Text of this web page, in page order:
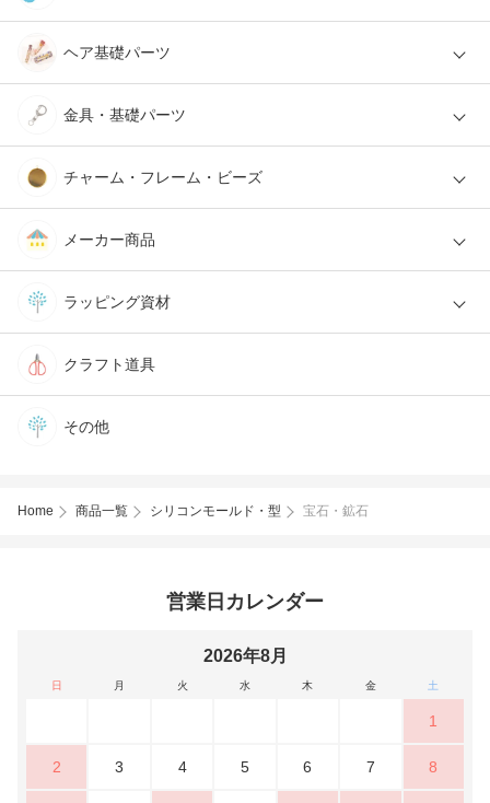
ヘア基礎パーツ
金具・基礎パーツ
チャーム・フレーム・ビーズ
メーカー商品
ラッピング資材
クラフト道具
その他
Home 商品一覧 シリコンモールド・型 宝石・鉱石
営業日カレンダー
2026年8月
日 月 火 水 木 金 土
1
2 3 4 5 6 7 8